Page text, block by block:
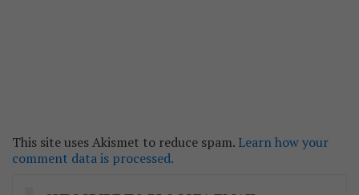
This site uses Akismet to reduce spam. Learn how your
comment data is processed.